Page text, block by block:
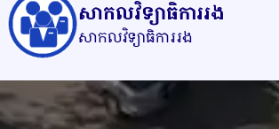
សាកលវិទ្យាធិការរង
សាកលវិទ្យាធិការរង